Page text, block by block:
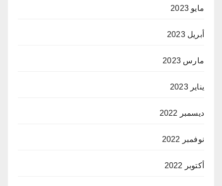
مايو 2023
أبريل 2023
مارس 2023
يناير 2023
ديسمبر 2022
نوفمبر 2022
أكتوبر 2022